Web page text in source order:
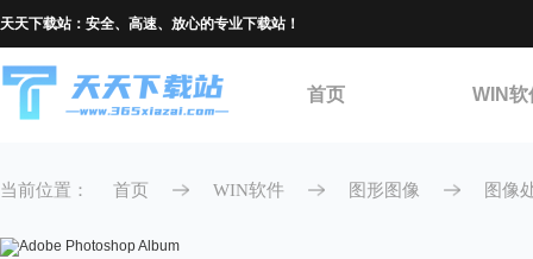
天天下载站：安全、高速、放心的专业下载站！
首页 WIN软
当前位置： 首页 WIN软件 图形图像 图像